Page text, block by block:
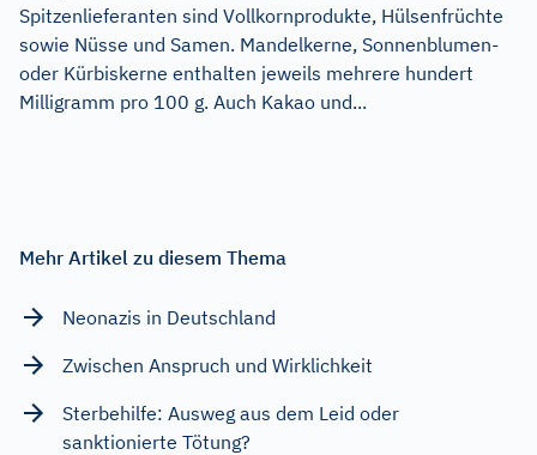
Spitzenlieferanten sind Vollkornprodukte, Hülsenfrüchte
sowie Nüsse und Samen. Mandelkerne, Sonnenblumen-
oder Kürbiskerne enthalten jeweils mehrere hundert
Milligramm pro 100 g. Auch Kakao und...
Mehr Artikel zu diesem Thema
Neonazis in Deutschland
Zwischen Anspruch und Wirklichkeit
Sterbehilfe: Ausweg aus dem Leid oder
sanktionierte Tötung?